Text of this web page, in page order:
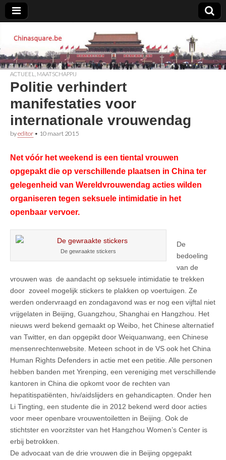
Chinasquare.be
ACTUEEL MAATSCHAPPIJ
Politie verhindert
manifestaties voor
internationale vrouwendag
byeditor • 10 maart 2015
Net vóór het weekend is een tiental vrouwen
opgepakt die op verschillende plaatsen in China ter
gelegenheid van Wereldvrouwendag acties wilden
organiseren tegen seksuele intimidatie in het
openbaar vervoer.
De gewraakte stickers
De
bedoeling
van de
vrouwen was de aandacht op seksuele intimidatie te trekken
door zoveel mogelijk stickers te plakken op voertuigen. Ze
werden ondervraagd en zondagavond was er nog een vijftal niet
vrijgelaten in Beijing, Guangzhou, Shanghai en Hangzhou. Het
nieuws werd bekend gemaakt op Weibo, het Chinese alternatief
van Twitter, en dan opgepikt door Weiquanwang, een Chinese
mensenrechtenwebsite. Meteen schoot in de VS ook het China
Human Rights Defenders in actie met een petitie. Alle personen
hebben banden met Yirenping, een vereniging met verschillende
kantoren in China die opkomt voor de rechten van
hepatitispatiënten, hiv/aidslijders en gehandicapten. Onder hen
Li Tingting, een studente die in 2012 bekend werd door acties
voor meer openbare vrouwentoiletten in Beijing. Ook de
stichtster en voorzitster van het Hangzhou Women’s Center is
erbij betrokken.
De advocaat van de drie vrouwen die in Beijing opgepakt